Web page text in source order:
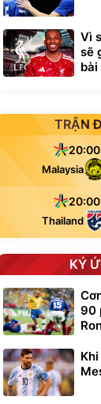
Vì
sẽ
bài
TRẬN
Malaysia
Thailand
KÝ
90